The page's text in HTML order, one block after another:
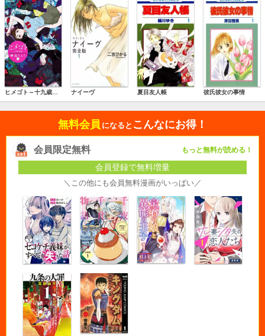
ナイーヴ 夏目友人帳 彼氏彼女の事情
無料会員 になると こんなにお得！
会員限定無料 もっと無料が読める！
会員登録で無料増量
＼この他にも会員無料漫画がいっぱい／